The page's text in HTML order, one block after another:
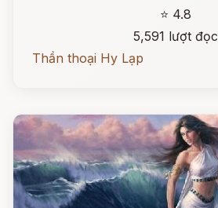
⭐ 4.8
5,591 lượt đọc
Thần thoại Hy Lạp